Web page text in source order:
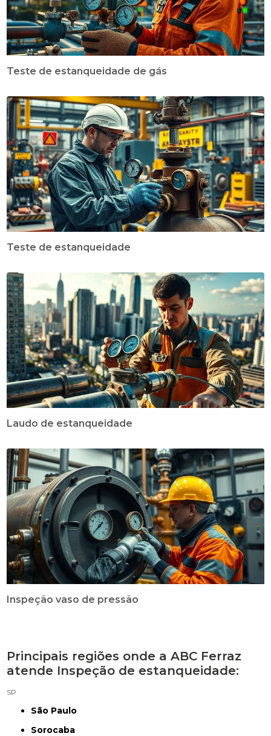
Teste de estanqueidade de gás
Teste de estanqueidade
Laudo de estanqueidade
Inspeção vaso de pressão
Principais regiões onde a ABC Ferraz
atende Inspeção de estanqueidade:
SP
São Paulo
Sorocaba